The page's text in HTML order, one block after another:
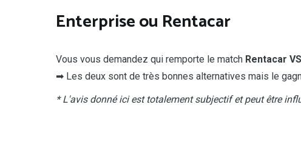
Enterprise ou Rentacar
Vous vous demandez qui remporte le match Rentacar
➡ Les deux sont de très bonnes alternatives mais le
* L'avis donné ici est totalement subjectif et peut être